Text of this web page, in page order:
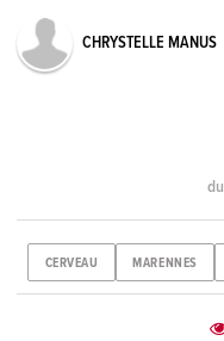
CHRYSTELLE MANUS
du
CERVEAU MARENNES